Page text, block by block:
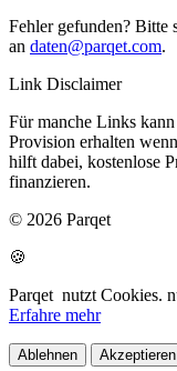
Fehler gefunden? Bitte
an daten@parqet.com.
Link Disclaimer
Für manche Links
Provision erhalten
hilft dabei, kostenlose
finanzieren.
© 2026 Parqet
🍪
Parqet nutzt Cookies.
Erfahre mehr
Ablehnen Akzeptieren